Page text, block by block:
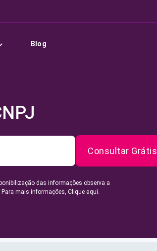
Blog
Consultar Grátis
das informações observa a
mais informações, Clique aqui.